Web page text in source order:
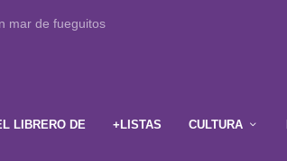
mar de fueguitos
LIBRERO DE +LISTAS CULTURA